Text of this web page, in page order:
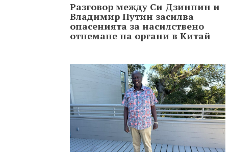
Разговор между Си Дзинпин и
Владимир Путин засилва
опасенията за насилствено
отнемане на органи в Китай